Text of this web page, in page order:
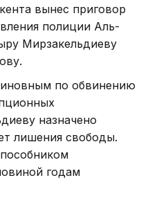
вынес приговор
полиции Аль-
Мирзакельдиеву
по обвинению
назначено
лишения свободы.
годам